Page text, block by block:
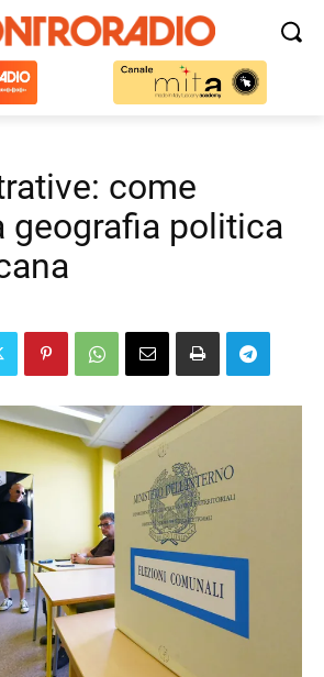
come
geografia politica